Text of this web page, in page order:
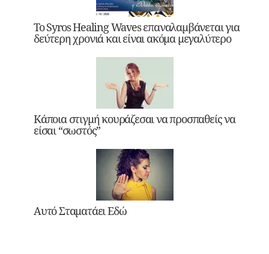
Το Syros Healing Waves επαναλαμβάνεται για
δεύτερη χρονιά και είναι ακόμα μεγαλύτερο
Κάποια στιγμή κουράζεσαι να προσπαθείς να
είσαι “σωστός”
Αυτό Σταματάει Εδώ